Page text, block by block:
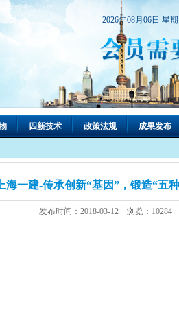
2026年08月06日 星
四新技术 政策法规 成果发布
上海一建-传承创新“基因”，锻造“五
发布时间：2018-03-12 浏览：10284